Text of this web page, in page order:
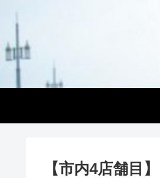
【市内4店舗目